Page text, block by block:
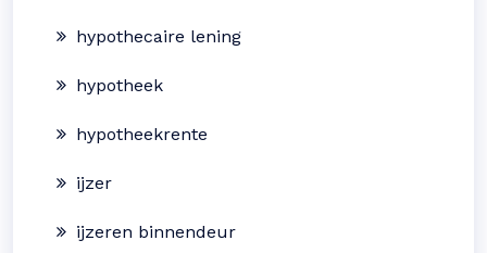
hypothecaire lening
hypotheek
hypotheekrente
ijzer
ijzeren binnendeur